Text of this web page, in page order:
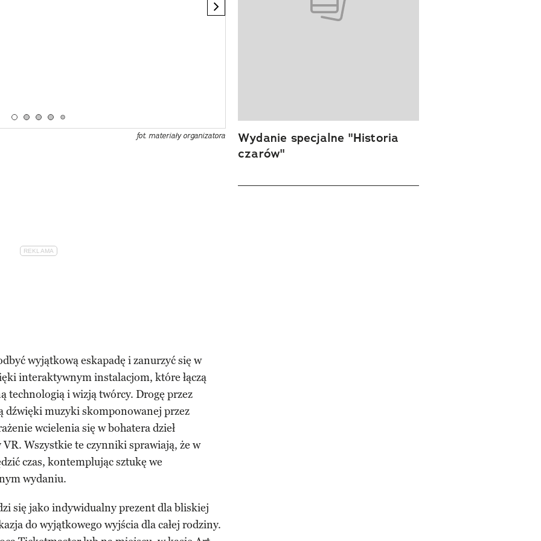
next element
Strona 1
Strona 2
Strona 3
Strona 4
Strona 5
fot. materiały organizatora
wyjątkową eskapadę i zanurzyć się w
interaktywnym instalacjom, które łączą
technologią i wizją twórcy. Drogę przez
dźwięki muzyki skomponowanej przez
wcielenia się w bohatera dzieł
Wszystkie te czynniki sprawiają, że w
czas, kontemplując sztukę we
wydaniu.
się jako indywidualny prezent dla bliskiej
do wyjątkowego wyjścia dla całej rodziny.
Wydanie specjalne "Historia
czarów"